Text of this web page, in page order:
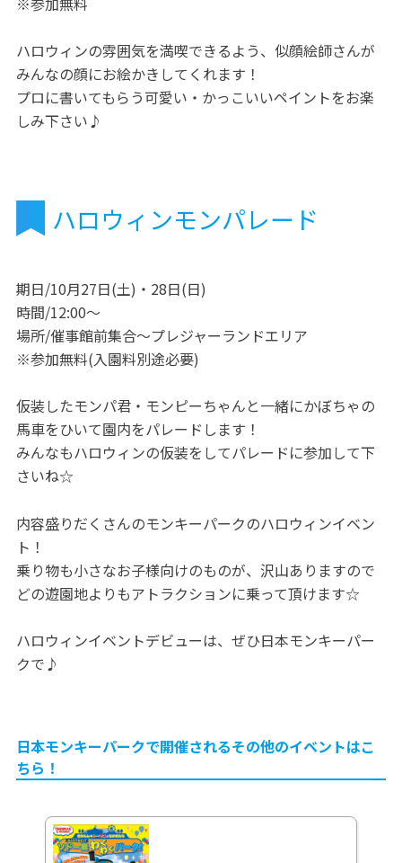
ハロウィンの雰囲気を満喫できるよう、似顔絵師さんが
みんなの顔にお絵かきしてくれます！
プロに書いてもらう可愛い・かっこいいペイントをお楽
しみ下さい♪
ハロウィンモンパレード
期日/10月27日(土)・28日(日)
時間/12:00～
場所/催事館前集合～プレジャーランドエリア
※参加無料(入園料別途必要)
仮装したモンパ君・モンピーちゃんと一緒にかぼちゃの
馬車をひいて園内をパレードします！
みんなもハロウィンの仮装をしてパレードに参加して下
さいね☆
内容盛りだくさんのモンキーパークのハロウィンイベン
ト！
乗り物も小さなお子様向けのものが、沢山ありますので
どの遊園地よりもアトラクションに乗って頂けます☆
ハロウィンイベントデビューは、ぜひ日本モンキーパー
クで♪
日本モンキーパークで開催されるその他のイベントはこ
ちら！